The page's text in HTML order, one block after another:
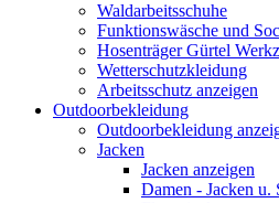
Waldarbeitsschuhe
Funktionswäsche und
Hosenträger Gürtel
Wetterschutzkleidung
Arbeitsschutz anzeigen
Outdoorbekleidung
Outdoorbekleidung
Jacken
Jacken anzeigen
Damen - Jacken u.